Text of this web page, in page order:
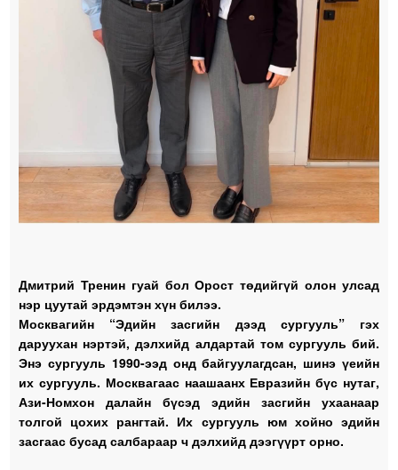
Дмитрий Тренин гуай бол Орост төдийгүй олон улсад
нэр цуутай эрдэмтэн хүн билээ.
Москвагийн “Эдийн засгийн дээд сургууль” гэх
даруухан нэртэй, дэлхийд алдартай том сургууль бий.
Энэ сургууль 1990-ээд онд байгуулагдсан, шинэ үеийн
их сургууль. Москвагаас наашаанх Евразийн бүс нутаг,
Ази-Номхон далайн бүсэд эдийн засгийн ухаанаар
толгой цохих рангтай. Их сургууль юм хойно эдийн
засгаас бусад салбараар ч дэлхийд дээгүүрт орно.